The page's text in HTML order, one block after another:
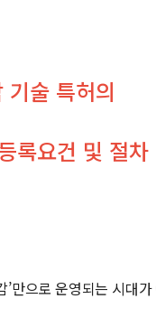
기술 특허의
록요건 및 절차
’만으로 운영되는 시대